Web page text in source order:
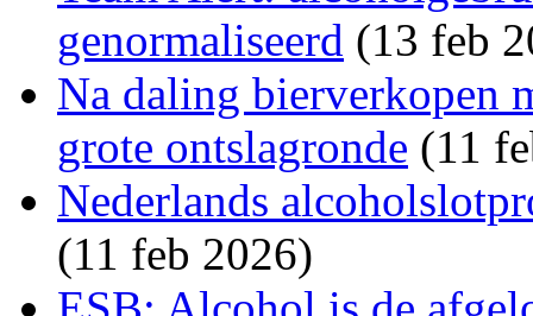
genormaliseerd (13 feb
Na daling bierverkopen
grote ontslagronde (11
Nederlands
(11 feb 2026)